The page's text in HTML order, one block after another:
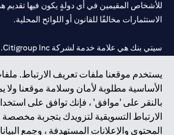
يستخدم موقعنا ملفات تعريف الارتباط.
الأساسية مطلوبة لأمان وسلامة موقعنا ولا
بالنقر على 'موافق' ، فإنك توافق على
الارتباط التسويقية لتزويدك بتجربة مخصصة
المحتوى والإعلانات المستهدفة ، وجمع
للأشخاص المقيمين في أي دولةٍ يكون فيها تقديم
الاستثمارات مخالفًا للقانون أو اللوائح المحلية.
سيتي بنك إن. إيه. الإمارات مسجل لدى مصرف
الإمارات في دبي، وCN-1002019لفرع أبوظبي. هاتف:
فرع سيتي بنك إن إيه - الإمارات العربية